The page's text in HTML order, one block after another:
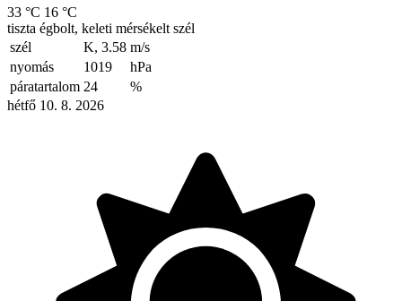
33 °C 16 °C
tiszta égbolt, keleti mérsékelt szél
szél
K, 3.58 m/s
nyomás
1019
hPa
páratartalom 24
%
hétfő 10. 8. 2026